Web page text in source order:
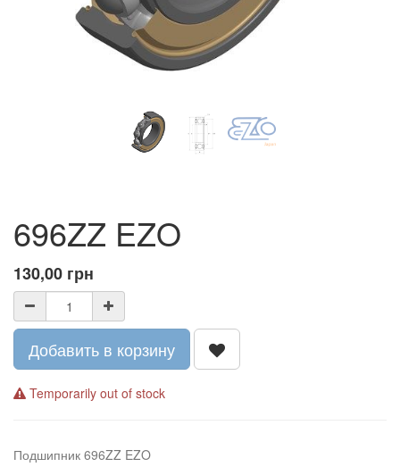
696ZZ EZO
130,00 грн
Добавить в корзину
Temporarily out of stock
Подшипник 696ZZ EZO